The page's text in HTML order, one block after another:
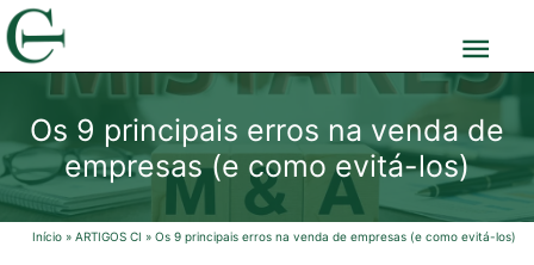
Ir
para
conteúdo
Os 9 principais erros na venda de
empresas (e como evitá-los)
Início ARTIGOS CI Os 9 principais erros na venda de empresas (e como evitá-los)